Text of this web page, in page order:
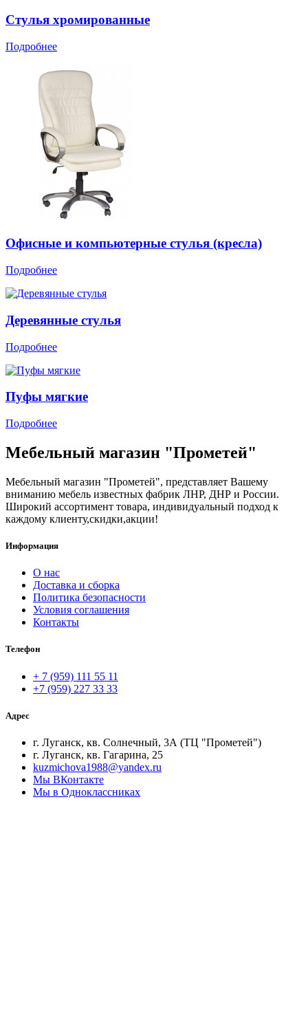
Стулья хромированные
Подробнее
Офисные и компьютерные стулья (кресла)
Подробнее
Деревянные стулья
Подробнее
Пуфы мягкие
Подробнее
Мебельный магазин "Прометей"
Мебельный магазин "Прометей", представляет Вашему
вниманию мебель известных фабрик ЛНР, ДНР и России.
Широкий ассортимент товара, индивидуальный подход к
каждому клиенту,скидки,акции!
Информация
О нас
Доставка и сборка
Политика безопасности
Условия соглашения
Контакты
Телефон
+ 7 (959) 111 55 11
+7 (959) 227 33 33
Адрес
г. Луганск, кв. Солнечный, 3А (ТЦ "Прометей")
г. Луганск, кв. Гагарина, 25
kuzmichova1988@yandex.ru
Мы ВКонтакте
Мы в Одноклассниках